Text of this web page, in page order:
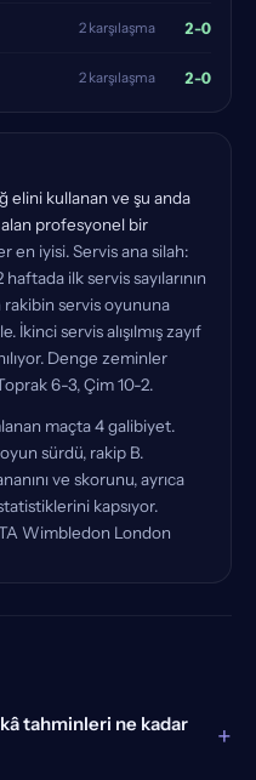
2 karşılaşma 2-0
2 karşılaşma 2-0
elini kullanan ve şu anda
alan profesyonel bir
en iyisi. Servis ana silah:
ilk servis sayılarının
rakibin servis oyununa
İkinci servis alışılmış zayıf
Denge zeminler
6-3, Çim 10-2.
maçta 4 galibiyet.
sürdü, rakip B.
ve skorunu, ayrıca
kapsıyor.
Wimbledon London
tahminleri ne kadar
+